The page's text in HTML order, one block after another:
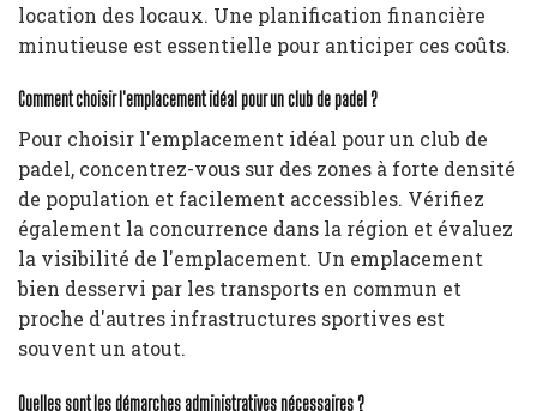
location des locaux. Une planification financière
minutieuse est essentielle pour anticiper ces coûts.
Comment choisir l'emplacement idéal pour un club de padel ?
Pour choisir l'emplacement idéal pour un club de
padel, concentrez-vous sur des zones à forte densité
de population et facilement accessibles. Vérifiez
également la concurrence dans la région et évaluez
la visibilité de l'emplacement. Un emplacement
bien desservi par les transports en commun et
proche d'autres infrastructures sportives est
souvent un atout.
Quelles sont les démarches administratives nécessaires ?